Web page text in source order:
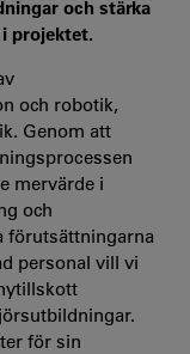
och stärka
projektet.
och robotik,
Genom att
mervärde i
och
förutsättningarna
personal vill vi
för sin